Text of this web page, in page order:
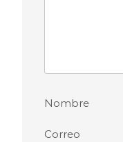
Nombre
Correo